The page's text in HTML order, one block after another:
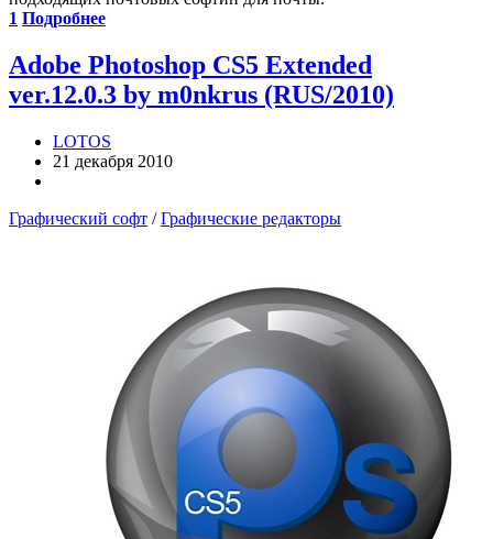
1 Подробнее
Adobe Photoshop CS5 Extended
ver.12.0.3 by m0nkrus (RUS/2010)
LOTOS
21 декабря 2010
Графический софт /Графические редакторы